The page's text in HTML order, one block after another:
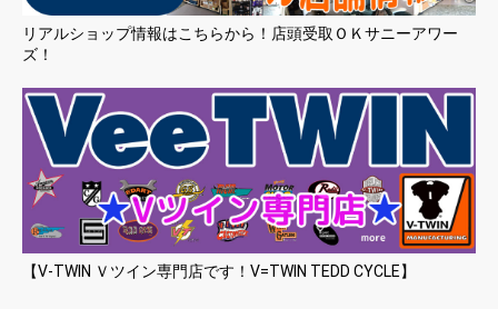
リアルショップ情報はこちらから！店頭受取ＯＫサニーアワー
ズ！
【V-TWIN Ｖツイン専門店です！V=TWIN TEDD CYCLE】